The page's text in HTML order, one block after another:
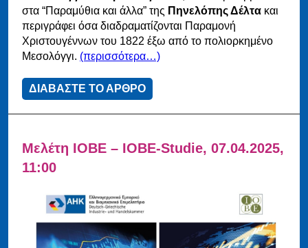
στα “Παραμύθια και άλλα” της Πηνελόπης Δέλτα και
περιγράφει όσα διαδραματίζονται Παραμονή
Χριστουγέννων του 1822 έξω από το πολιορκημένο
Μεσολόγγι. (περισσότερα…)
ΔΙΑΒΑΣΤΕ ΤΟ ΑΡΘΡΟ
Μελέτη ΙΟΒΕ – IOBE-Studie, 07.04.2025,
11:00